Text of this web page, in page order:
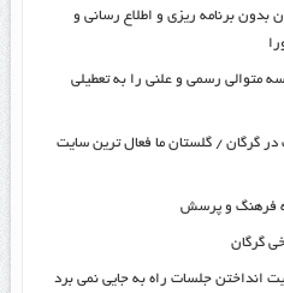
بدون برنامه ریزی و اطلاع رسانی و
رسمی و علنی را به تعطیلی
گرگان / گلستان ما فعال ترین سایت
فرهنگ و پرسش
گرگان
انداختن جلسات راه به جایی نمی برد